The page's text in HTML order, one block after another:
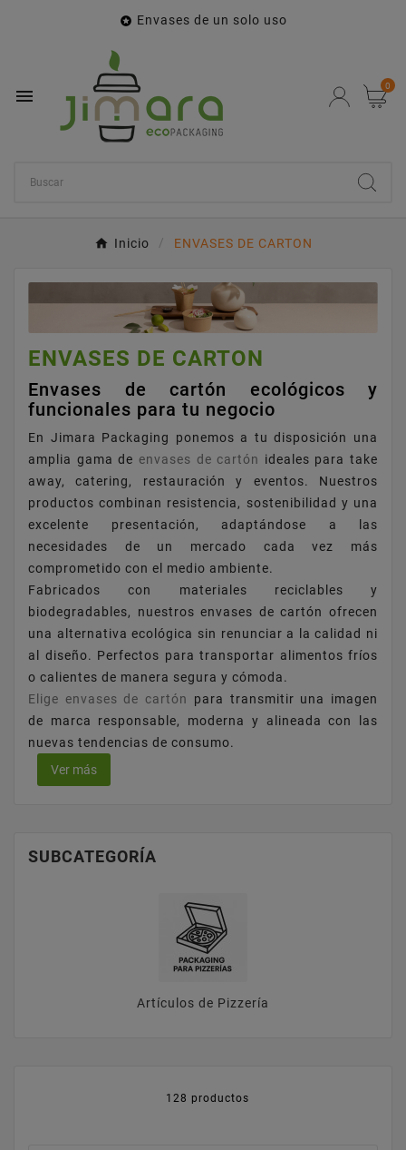
 Envases de un solo uso
 0
Inicio ENVASES DE CARTON
ENVASES DE CARTON
Envases de cartón ecológicos y
funcionales para tu negocio
En Jimara Packaging ponemos a tu disposición una
amplia gama de envases de cartón ideales para take
away, catering, restauración y eventos. Nuestros
productos combinan resistencia, sostenibilidad y una
excelente presentación, adaptándose a las
necesidades de un mercado cada vez más
comprometido con el medio ambiente.
Fabricados con materiales reciclables y
biodegradables, nuestros envases de cartón ofrecen
una alternativa ecológica sin renunciar a la calidad ni
al diseño. Perfectos para transportar alimentos fríos
o calientes de manera segura y cómoda.
Elige envases de cartón
para transmitir una imagen
de marca responsable, moderna y alineada con las
nuevas tendencias de consumo.
Ver más
SUBCATEGORÍA
Artículos de Pizzería
128 productos